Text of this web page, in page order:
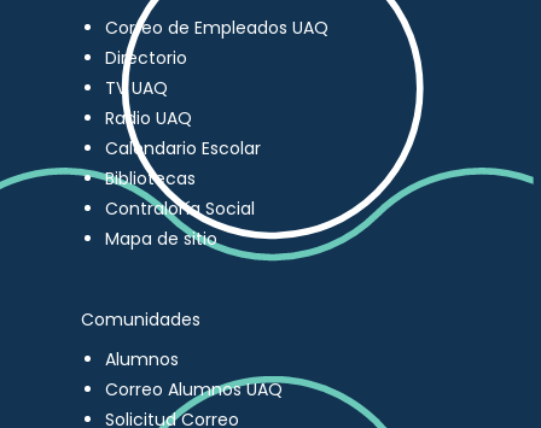
Correo de Empleados UAQ
Directorio
TV UAQ
Radio UAQ
Calendario Escolar
Bibliotecas
Contraloría Social
Mapa de sitio
Comunidades
Alumnos
Correo Alumnos UAQ
Solicitud Correo